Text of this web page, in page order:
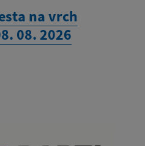
na vrch
08. 2026